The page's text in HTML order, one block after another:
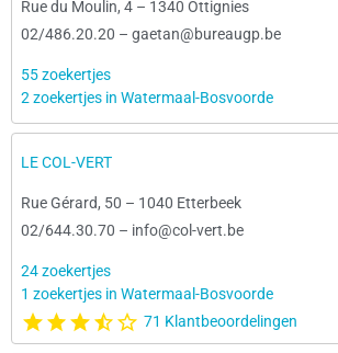
Rue du Moulin, 4 – 1340 Ottignies
02/486.20.20 – gaetan@bureaugp.be
55 zoekertjes
2 zoekertjes in Watermaal-Bosvoorde
LE COL-VERT
Rue Gérard, 50 – 1040 Etterbeek
02/644.30.70 – info@col-vert.be
24 zoekertjes
1 zoekertjes in Watermaal-Bosvoorde
71 Klantbeoordelingen